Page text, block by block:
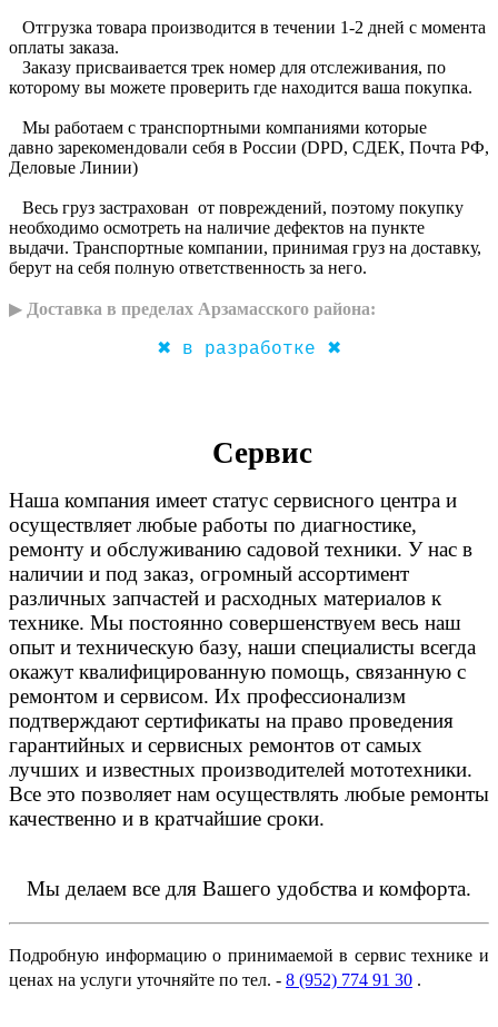
Отгрузка товара производится в течении 1-2 дней с момента
оплаты заказа.
Заказу присваивается трек номер для отслеживания, по
которому вы можете проверить где находится ваша покупка.
Мы работаем с транспортными компаниями которые
давно зарекомендовали себя в России (DPD, CДЕК, Почта РФ,
Деловые Линии)
Весь груз застрахован от повреждений, поэтому покупку
необходимо осмотреть на наличие дефектов на пункте
выдачи. Транспортные компании, принимая груз на доставку,
берут на себя полную ответственность за него.
▶ Доставка в пределах Арзамасского района:
✖ в разработке ✖
Сервис
Наша компания имеет статус сервисного центра и
осуществляет любые работы по диагностике,
ремонту и обслуживанию садовой техники. У нас в
наличии и под заказ, огромный ассортимент
различных запчастей и расходных материалов к
технике. Мы постоянно совершенствуем весь наш
опыт и техническую базу, наши специалисты всегда
окажут квалифицированную помощь, связанную с
ремонтом и сервисом. Их профессионализм
подтверждают сертификаты на право проведения
гарантийных и сервисных ремонтов от самых
лучших и известных производителей мототехники.
Все это позволяет нам осуществлять любые ремонты
качественно и в кратчайшие сроки.
Мы делаем все для Вашего удобства и комфорта.
Подробную информацию о принимаемой в сервис технике и
ценах на услуги уточняйте по тел. - 8 (952) 774 91 30 .